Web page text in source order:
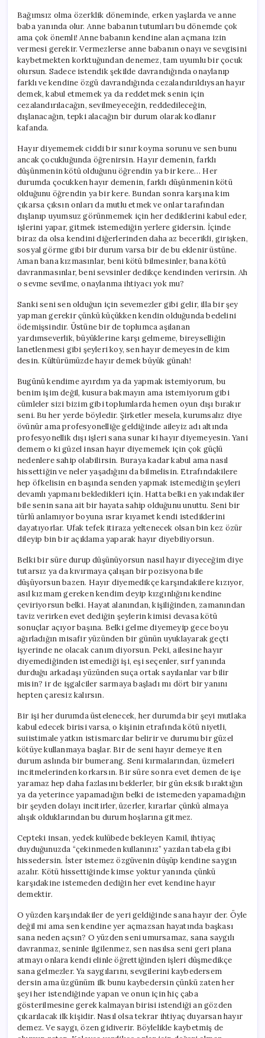
Bağımsız olma özerklik döneminde, erken yaşlarda ve anne
baba yanında olur. Anne babanın tutumları bu dönemde çok
ama çok önemli! Anne babanın kendine alan açmana izin
vermesi gerekir. Vermezlerse anne babanın onayı ve sevgisini
kaybetmekten korktuğundan denemez, tam uyumlu bir çocuk
olursun. Sadece istendik şekilde davrandığında onaylanıp
farklı ve kendine özgü davrandığında cezalandırıldıysan hayır
demek, kabul etmemek ya da reddetmek senin için
cezalandırılacağın, sevilmeyeceğin, reddedileceğin,
dışlanacağın, tepki alacağın bir durum olarak kodlanır
kafanda.
Hayır diyememek ciddi bir sınır koyma sorunu ve sen bunu
ancak çocukluğunda öğrenirsin. Hayır demenin, farklı
düşünmenin kötü olduğunu öğrendin ya bir kere… Her
durumda çocukken hayır demenin, farklı düşünmenin kötü
olduğunu öğrendin ya bir kere. Bundan sonra karşına kim
çıkarsa çıksın onları da mutlu etmek ve onlar tarafından
dışlanıp uyumsuz görünmemek için her dediklerini kabul eder,
işlerini yapar, gitmek istemediğin yerlere gidersin. İçinde
biraz da olsa kendini diğerlerinden daha az becerikli, girişken,
sosyal görme gibi bir durum varsa bir de bu eklenir üstüne.
Aman bana kızmasınlar, beni kötü bilmesinler, bana kötü
davranmasınlar, beni sevsinler dedikçe kendinden verirsin. Ah
o sevme sevilme, onaylanma ihtiyacı yok mu?
Sanki seni sen olduğun için sevemezler gibi gelir, illa bir şey
yapman gerekir çünkü küçükken kendin olduğunda bedelini
ödemişsindir. Üstüne bir de toplumca aşılanan
yardımseverlik, büyüklerine karşı gelmeme, bireyselliğin
lanetlenmesi gibi şeyleri koy, sen hayır demeyesin de kim
desin. Kültürümüzde hayır demek büyük günah!
Bugünü kendime ayırdım ya da yapmak istemiyorum, bu
benim işim değil, kusura bakmayın ama istemiyorum gibi
cümleler sizi bizim gibi toplumlarda hemen oyun dışı bırakır
seni. Bu her yerde böyledir. Şirketler mesela, kurumsalız diye
övünür ama profesyonelliğe geldiğinde aileyiz adı altında
profesyonellik dışı işleri sana sunar ki hayır diyemeyesin. Yani
demem o ki güzel insan hayır diyememek için çok güçlü
nedenlere sahip olabilirsin. Buraya kadar kabul ama nasıl
hissettiğin ve neler yaşadığını da bilmelisin. Etrafındakilere
hep öfkelisin en başında senden yapmak istemediğin şeyleri
devamlı yapmanı bekledikleri için. Hatta belki en yakındakiler
bile senin sana ait bir hayata sahip olduğunu unuttu. Seni bir
türlü anlamıyor boyuna ısrar kıyamet kendi istediklerini
dayatıyorlar. Ufak tefek itiraza yeltenecek olsan bin kez özür
dileyip bin bir açıklama yaparak hayır diyebiliyorsun.
Belki bir süre durup düşünüyorsun nasıl hayır diyeceğim diye
tutarsız ya da kıvırmaya çalışan bir pozisyona bile
düşüyorsun bazen. Hayır diyemedikçe karşındakilere kızıyor,
asıl kızmam gereken kendim deyip kızgınlığını kendine
çeviriyorsun belki. Hayat alanından, kişiliğinden, zamanından
taviz verirken evet dediğin şeylerin kimisi devasa kötü
sonuçlar açıyor başına. Belki gelme diyemeyip gece boyu
ağırladığın misafir yüzünden bir günün uyuklayarak geçti
işyerinde ne olacak canım diyorsun. Peki, ailesine hayır
diyemediğinden istemediği işi, eşi seçenler, sırf yanında
durduğu arkadaşı yüzünden suça ortak sayılanlar var bilir
misin? ir de işgalciler sarmaya başladı mı dört bir yanını
hepten çaresiz kalırsın.
Bir işi her durumda üstelenecek, her durumda bir şeyi mutlaka
kabul edecek birisi varsa, o kişinin etrafında kötü niyetli,
suiistimale yatkın istismarcılar belirir ve durumu bir güzel
kötüye kullanmaya başlar. Bir de seni hayır demeye iten
durum aslında bir bumerang. Seni kırmalarından, üzmeleri
incitmelerinden korkarsın. Bir süre sonra evet demen de işe
yaramaz hep daha fazlasını beklerler, bir gün eksik bıraktığın
ya da yeterince yapamadığın belki de istemeden yapamadığın
bir şeyden dolayı incitirler, üzerler, kırarlar çünkü almaya
alışık olduklarından bu durum hoşlarına gitmez.
Cepteki insan, yedek kulübede bekleyen Kamil, ihtiyaç
duyduğunuzda “çekinmeden kullanınız” yazılan tabela gibi
hissedersin. İster istemez özgüvenin düşüp kendine saygın
azalır. Kötü hissettiğinde kimse yoktur yanında çünkü
karşıdakine istemeden dediğin her evet kendine hayır
demektir.
O yüzden karşındakiler de yeri geldiğinde sana hayır der. Öyle
değil mi ama sen kendine yer açmazsan hayatında başkası
sana neden açsın? O yüzden seni umursamaz, sana saygılı
davranmaz, seninle ilgilenmez, sen nasılsa seni geri plana
atmayı onlara kendi elinle öğrettiğinden işleri düşmedikçe
sana gelmezler. Ya saygılarını, sevgilerini kaybedersem
dersin ama üzgünüm ilk bunu kaybedersin çünkü zaten her
şeyi her istendiğinde yapan ve onun için hiç çaba
gösterilmesine gerek kalmayan birisi istendiği an gözden
çıkarılacak ilk kişidir. Nasıl olsa tekrar ihtiyaç duyarsan hayır
demez. Ve saygı, özen gidiverir. Böylelikle kaybetmiş de